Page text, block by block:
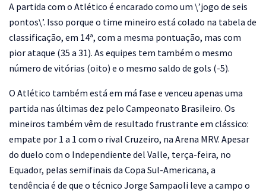
A partida com o Atlético é encarado como um \’jogo de seis
pontos\’. Isso porque o time mineiro está colado na tabela de
classificação, em 14ª, com a mesma pontuação, mas com
pior ataque (35 a 31). As equipes tem também o mesmo
número de vitórias (oito) e o mesmo saldo de gols (-5).
O Atlético também está em má fase e venceu apenas uma
partida nas últimas dez pelo Campeonato Brasileiro. Os
mineiros também vêm de resultado frustrante em clássico:
empate por 1 a 1 com o rival Cruzeiro, na Arena MRV. Apesar
do duelo com o Independiente del Valle, terça-feira, no
Equador, pelas semifinais da Copa Sul-Americana, a
tendência é de que o técnico Jorge Sampaoli leve a campo o